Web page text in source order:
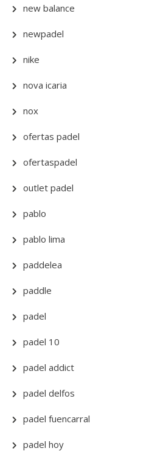
new balance
newpadel
nike
nova icaria
nox
ofertas padel
ofertaspadel
outlet padel
pablo
pablo lima
paddelea
paddle
padel
padel 10
padel addict
padel delfos
padel fuencarral
padel hoy